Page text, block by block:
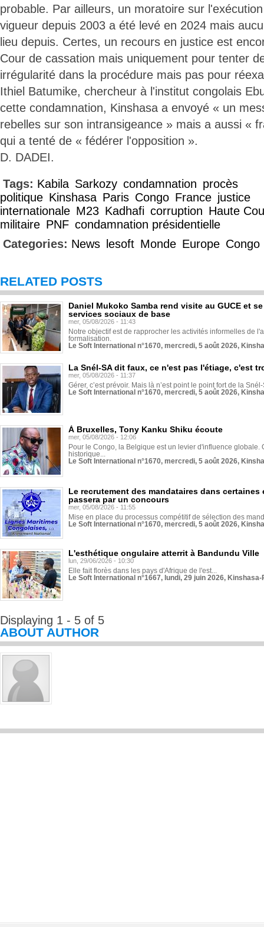
probable. Par ailleurs, un moratoire sur
vigueur depuis 2003 a été levé en 2024 mais
lieu depuis. Certes, un recours en justice est
Cour de cassation mais uniquement pour tenter
irrégularité dans la procédure mais pas pour
Ithiel Batumike, chercheur à l'institut congolais
cette condamnation, Kinshasa a envoyé « un
rebelles sur son intransigeance » mais a aussi «
qui a tenté de « fédérer l'opposition ».
D. DADEI.
Tags: Kabila Sarkozy condamnation procès
politique Kinshasa Paris Congo France justice
internationale M23 Kadhafi corruption Haute
militaire PNF condamnation présidentielle
Categories: News lesoft Monde Europe Congo
RELATED POSTS
Daniel Mukoko Samba rend visite au GUCE et
services sociaux de base
mer, 05/08/2026 - 11:43
Notre objectif est de rapprocher les activités informelles de
formalisation.
Le Soft International n°1670, mercredi, 5 août 2026,
La Snél-SA dit faux, ce n'est pas l'étiage, c'est
mer, 05/08/2026 - 11:37
Gérer, c’est prévoir. Mais là n’est point le point fort de la
Le Soft International n°1670, mercredi, 5 août 2026,
À Bruxelles, Tony Kanku Shiku écoute
mer, 05/08/2026 - 12:06
Pour le Congo, la Belgique est un levier d'influence globale.
historique...
Le Soft International n°1670, mercredi, 5 août 2026,
Le recrutement des mandataires dans
passera par un concours
mer, 05/08/2026 - 11:55
Mise en place du processus compétitif de sélection des
Le Soft International n°1670, mercredi, 5 août 2026,
L'esthétique ongulaire atterrit à Bandundu Ville
lun, 29/06/2026 - 10:30
Elle fait florès dans les pays d'Afrique de l'est...
Le Soft International n°1667, lundi, 29 juin 2026,
Displaying 1 - 5 of 5
ABOUT AUTHOR